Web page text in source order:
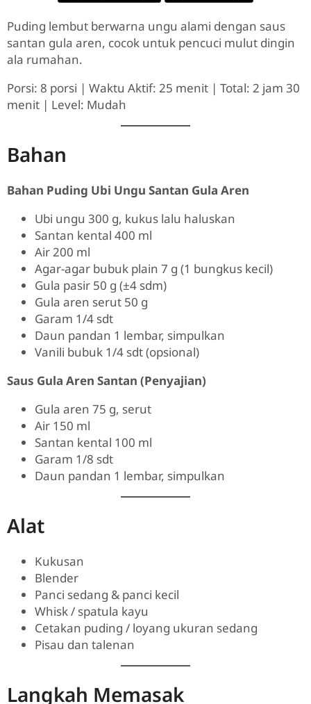
Puding lembut berwarna ungu alami dengan saus
santan gula aren, cocok untuk pencuci mulut dingin
ala rumahan.
Porsi: 8 porsi | Waktu Aktif: 25 menit | Total: 2 jam 30
menit | Level: Mudah
Bahan
Bahan Puding Ubi Ungu Santan Gula Aren
Ubi ungu 300 g, kukus lalu haluskan
Santan kental 400 ml
Air 200 ml
Agar-agar bubuk plain 7 g (1 bungkus kecil)
Gula pasir 50 g (±4 sdm)
Gula aren serut 50 g
Garam 1/4 sdt
Daun pandan 1 lembar, simpulkan
Vanili bubuk 1/4 sdt (opsional)
Saus Gula Aren Santan (Penyajian)
Gula aren 75 g, serut
Air 150 ml
Santan kental 100 ml
Garam 1/8 sdt
Daun pandan 1 lembar, simpulkan
Alat
Kukusan
Blender
Panci sedang & panci kecil
Whisk / spatula kayu
Cetakan puding / loyang ukuran sedang
Pisau dan talenan
Langkah Memasak